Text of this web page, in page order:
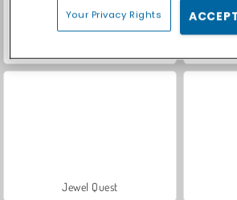
Jewel Quest
Your Privacy Rights